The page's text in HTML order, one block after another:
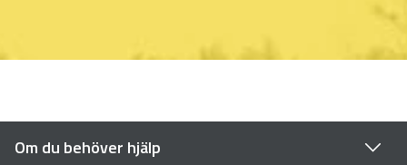
Om du behöver hjälp